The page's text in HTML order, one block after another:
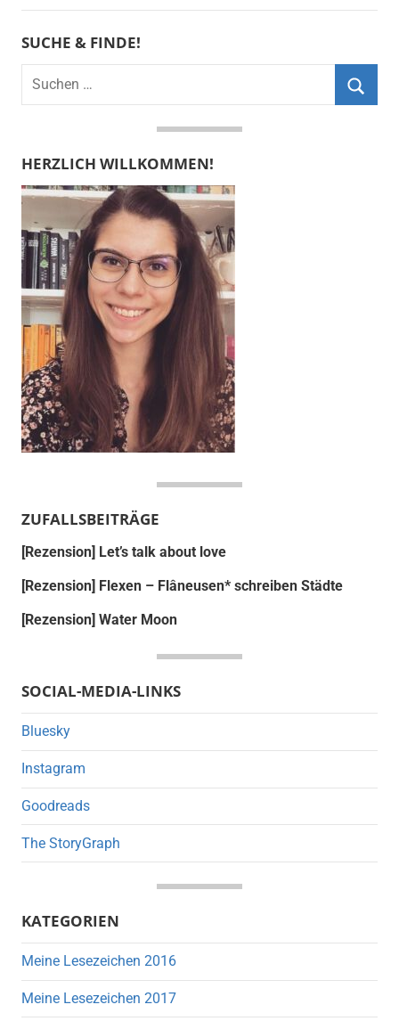
SUCHE & FINDE!
Suchen
HERZLICH WILLKOMMEN!
ZUFALLSBEITRÄGE
[Rezension] Let’s talk about love
[Rezension] Flexen – Flâneusen* schreiben Städte
[Rezension] Water Moon
SOCIAL-MEDIA-LINKS
Bluesky
Instagram
Goodreads
The StoryGraph
KATEGORIEN
Meine Lesezeichen 2016
Meine Lesezeichen 2017